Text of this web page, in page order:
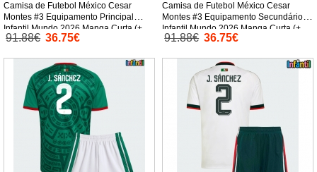
Camisa de Futebol México Cesar
Montes #3 Equipamento Principal
Infantil Mundo 2026 Manga Curta (+
Calças curtas)
91.88€ 36.75€
Camisa de Futebol México Cesar
Montes #3 Equipamento Secundário
Infantil Mundo 2026 Manga Curta (+
Calças curtas)
91.88€ 36.75€